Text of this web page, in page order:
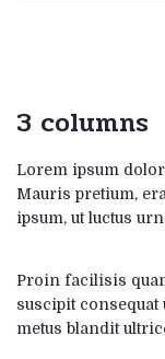
3 columns
Lorem ipsum
Mauris pretium,
ipsum, ut luctus
Proin facilisis
suscipit consequat
metus blandit